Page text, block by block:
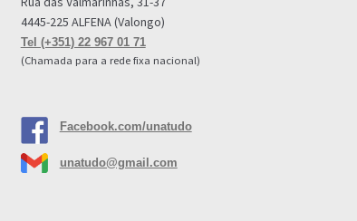
4445-225 ALFENA (Valongo)
Tel (+351) 22 967 01 71
(Chamada para a rede fixa nacional)
Facebook.com/unatudo
unatudo@gmail.com